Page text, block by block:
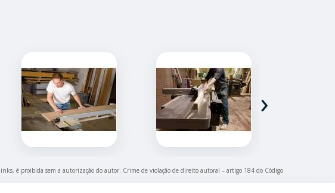
›
é proibida sem a autorização do autor. Crime de violação de direito autoral – artigo 184 do Código